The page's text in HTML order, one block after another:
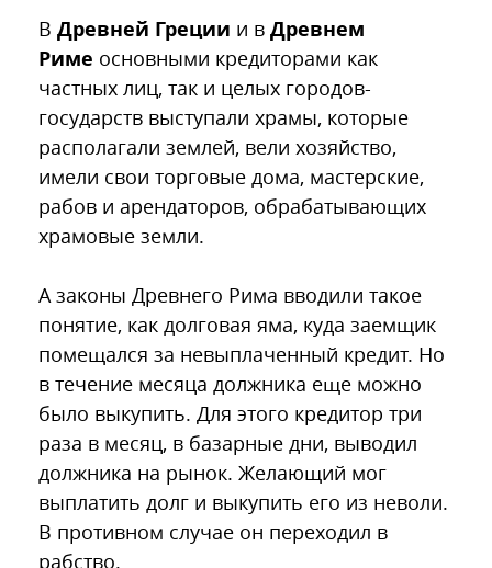
В Древней Греции и в Древнем
Риме основными кредиторами как
частных лиц, так и целых городов-
государств выступали храмы, которые
располагали землей, вели хозяйство,
имели свои торговые дома, мастерские,
рабов и арендаторов, обрабатывающих
храмовые земли.
А законы Древнего Рима вводили такое
понятие, как долговая яма, куда заемщик
помещался за невыплаченный кредит. Но
в течение месяца должника еще можно
было выкупить. Для этого кредитор три
раза в месяц, в базарные дни, выводил
должника на рынок. Желающий мог
выплатить долг и выкупить его из неволи.
В противном случае он переходил в
рабство.